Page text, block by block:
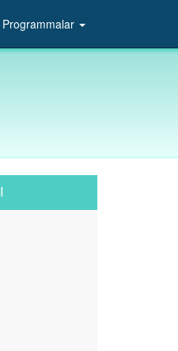
Programmalar